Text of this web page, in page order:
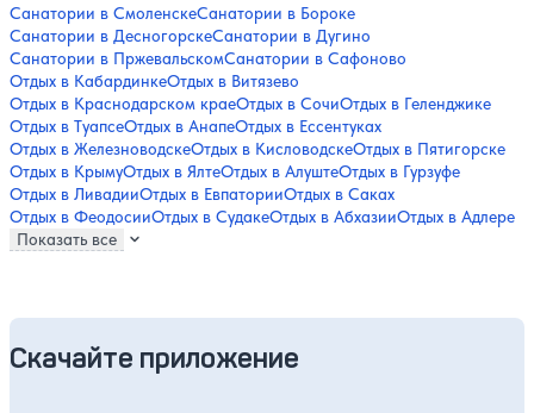
Санатории в СмоленскеСанатории в Бороке
Санатории в ДесногорскеСанатории в Дугино
Санатории в ПржевальскомСанатории в Сафоново
Отдых в КабардинкеОтдых в Витязево
Отдых в Краснодарском краеОтдых в СочиОтдых в Геленджике
Отдых в ТуапсеОтдых в АнапеОтдых в Ессентуках
Отдых в ЖелезноводскеОтдых в КисловодскеОтдых в Пятигорске
Отдых в КрымуОтдых в ЯлтеОтдых в АлуштеОтдых в Гурзуфе
Отдых в ЛивадииОтдых в ЕвпаторииОтдых в Саках
Отдых в ФеодосииОтдых в СудакеОтдых в АбхазииОтдых в Адлере
Показать все
Скачайте приложение